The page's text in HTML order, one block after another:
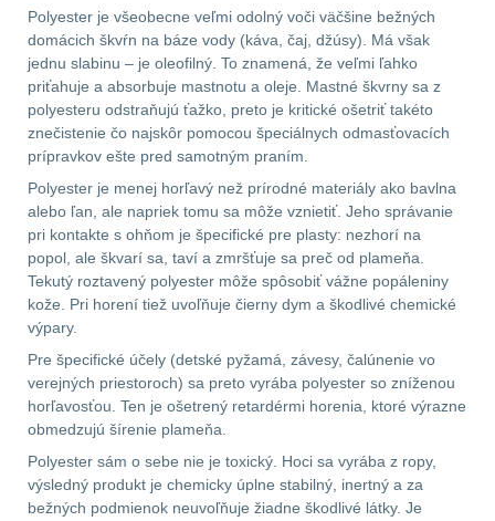
Ostatní45
DOPLNKY K
ZBRANIAM(662)
Montáže na zbraň556
Montáže pro svítilny
18
Boční montáže11
Adaptéry a risery 38
Montáže pro optiku
180
Montáže na hlaveň3
Polyester je všeobecne veľmi odolný voči väčšine bežných
domácich škvŕn na báze vody (káva, čaj, džúsy). Má však
jednu slabinu – je oleofilný. To znamená, že veľmi ľahko
priťahuje a absorbuje mastnotu a oleje. Mastné škvrny sa z
polyesteru odstraňujú ťažko, preto je kritické ošetriť takéto
znečistenie čo najskôr pomocou špeciálnych odmasťovacích
prípravkov ešte pred samotným praním.
Polyester je menej horľavý než prírodné materiály ako bavlna
alebo ľan, ale napriek tomu sa môže vznietiť. Jeho správanie
pri kontakte s ohňom je špecifické pre plasty: nezhorí na
popol, ale škvarí sa, taví a zmršťuje sa preč od plameňa.
Tekutý roztavený polyester môže spôsobiť vážne popáleniny
kože. Pri horení tiež uvoľňuje čierny dym a škodlivé chemické
výpary.
Pre špecifické účely (detské pyžamá, závesy, čalúnenie vo
verejných priestoroch) sa preto vyrába polyester so zníženou
horľavosťou. Ten je ošetrený retardérmi horenia, ktoré výrazne
obmedzujú šírenie plameňa.
Polyester sám o sebe nie je toxický. Hoci sa vyrába z ropy,
výsledný produkt je chemicky úplne stabilný, inertný a za
bežných podmienok neuvoľňuje žiadne škodlivé látky. Je